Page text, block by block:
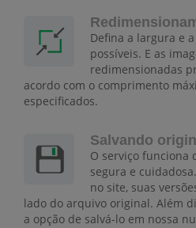
Defina a largura e
possíveis. E as
redimensionadas
acordo com o comprimento
especificados.
Salvando
O serviço funciona
segura e
no site, suas
lado do arquivo original. Além
a opção de salvá-lo em nossa